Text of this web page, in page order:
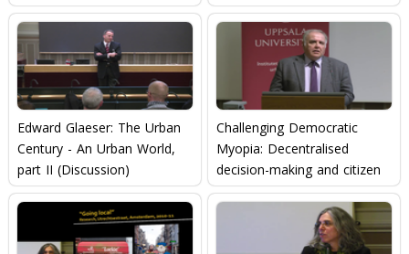
Publics in Urban China, part
2
Edward Glaeser: The Urban
Century - An Urban World,
part II (Discussion)
Challenging Democratic
Myopia: Decentralised
decision-making and citizen
participation